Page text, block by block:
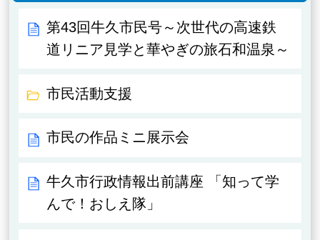
第43回牛久市民号～次世代の高速鉄
道リニア見学と華やぎの旅石和温泉～
市民活動支援
市民の作品ミニ展示会
牛久市行政情報出前講座 「知って学
んで！おしえ隊」